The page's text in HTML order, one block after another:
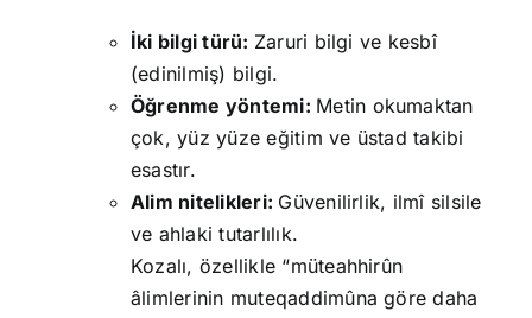
İki bilgi türü: Zaruri bilgi ve kesbî
(edinilmiş) bilgi.
Öğrenme yöntemi: Metin okumaktan
çok, yüz yüze eğitim ve üstad takibi
esastır.
Alim nitelikleri: Güvenilirlik, ilmî silsile
ve ahlaki tutarlılık.
Kozalı, özellikle “müteahhirûn
âlimlerinin muteqaddimûna göre daha